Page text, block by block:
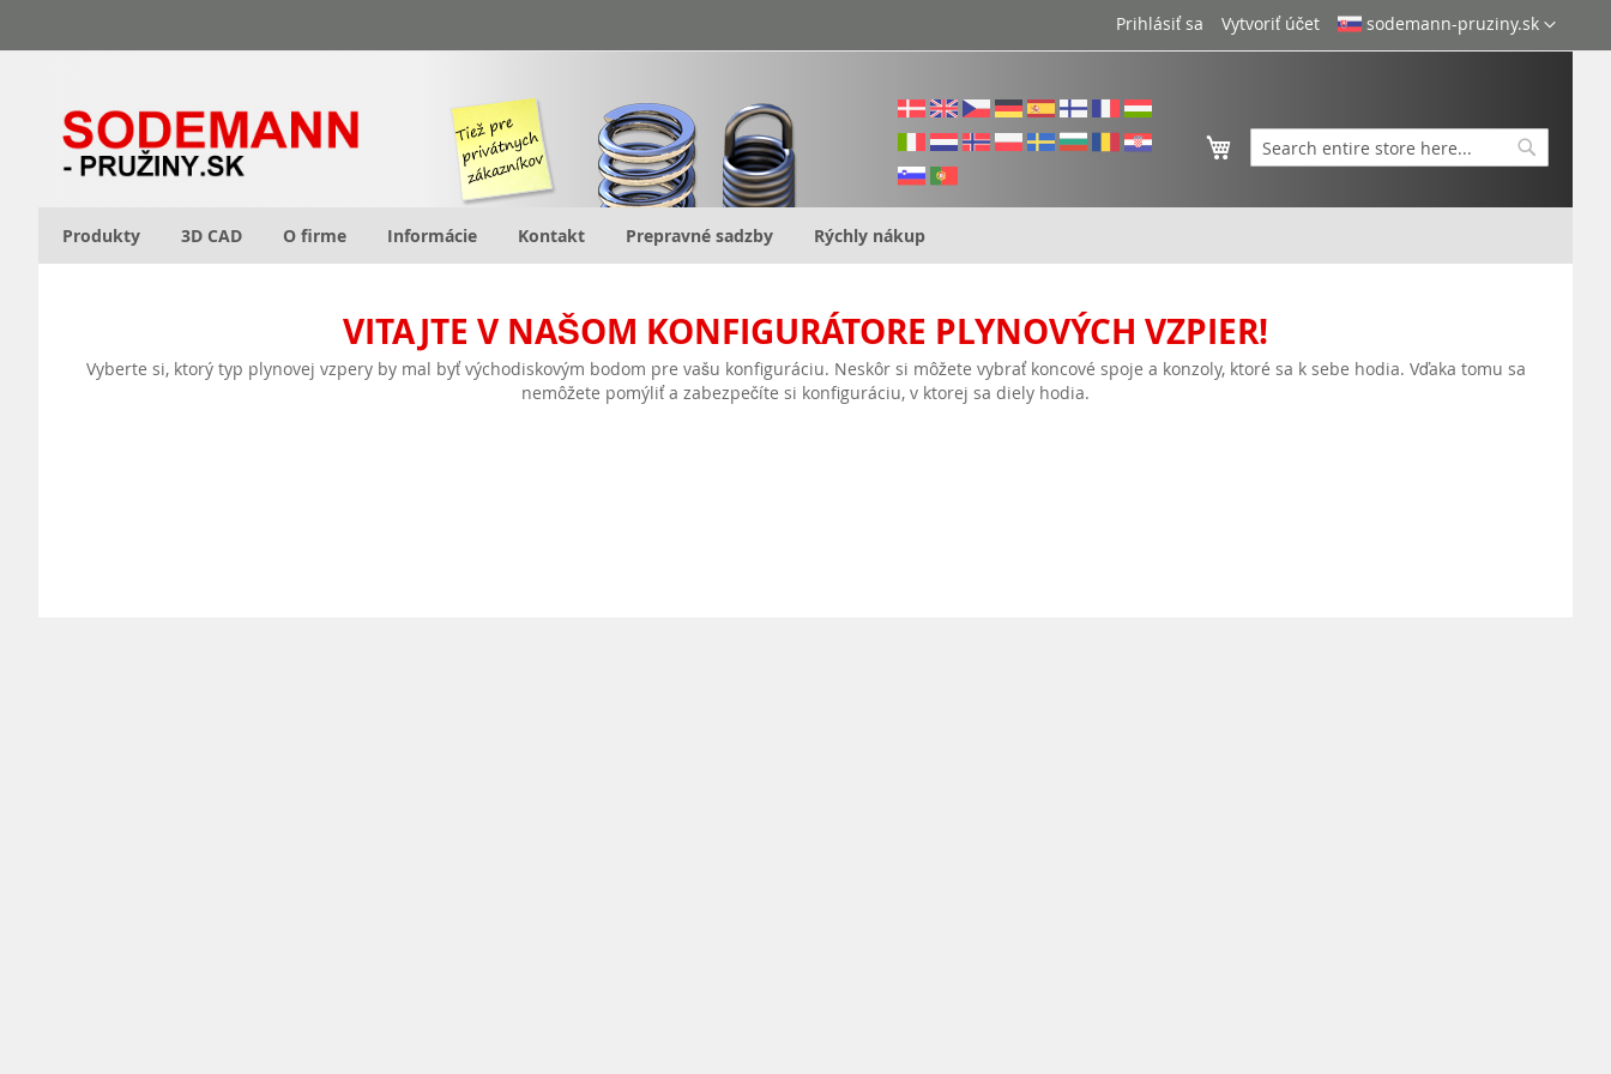
to
Language
sodemann-pruziny.sk
Prihlásiť sa Vytvoriť účet
Môj košík
Search
Produkty 3D CAD O firme Informácie Kontakt Prepravné sadzby Rýchly nákup
VITAJTE V NAŠOM KONFIGURÁTORE PLYNOVÝCH VZPIER!
Vyberte si, ktorý typ plynovej vzpery by mal byť východiskovým bodom pre vašu konfiguráciu. Neskôr si môžete vybrať koncové spoje a konzoly, ktoré sa k sebe hodia. Vďaka tomu sa
nemôžete pomýliť a zabezpečíte si konfiguráciu, v ktorej sa diely hodia.